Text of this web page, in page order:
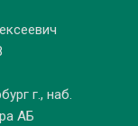
г., наб.
АБ